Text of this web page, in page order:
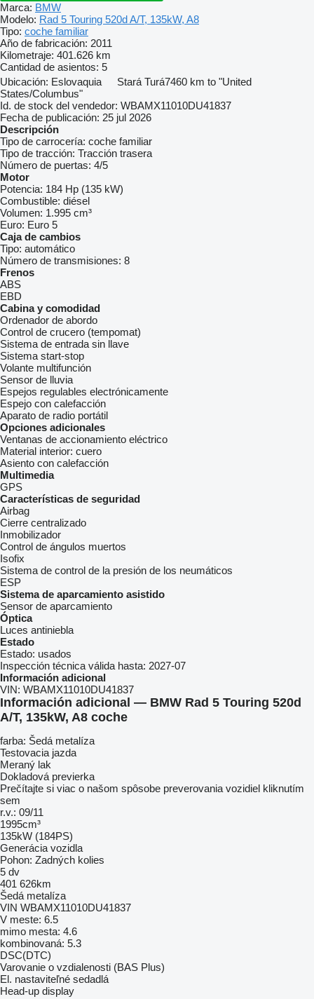
Marca: BMW
Modelo: Rad 5 Touring 520d A/T, 135kW, A8
Tipo: coche familiar
Año de fabricación: 2011
Kilometraje: 401.626 km
Cantidad de asientos: 5
Ubicación: Eslovaquia Stará Turá7460 km to "United
States/Columbus"
Id. de stock del vendedor: WBAMX11010DU41837
Fecha de publicación: 25 jul 2026
Descripción
Tipo de carrocería: coche familiar
Tipo de tracción: Tracción trasera
Número de puertas: 4/5
Motor
Potencia: 184 Hp (135 kW)
Combustible: diésel
Volumen: 1.995 cm³
Euro: Euro 5
Caja de cambios
Tipo: automático
Número de transmisiones: 8
Frenos
ABS
EBD
Cabina y comodidad
Ordenador de abordo
Control de crucero (tempomat)
Sistema de entrada sin llave
Sistema start-stop
Volante multifunción
Sensor de lluvia
Espejos regulables electrónicamente
Espejo con calefacción
Aparato de radio portátil
Opciones adicionales
Ventanas de accionamiento eléctrico
Material interior: cuero
Asiento con calefacción
Multimedia
GPS
Características de seguridad
Airbag
Cierre centralizado
Inmobilizador
Control de ángulos muertos
Isofix
Sistema de control de la presión de los neumáticos
ESP
Sistema de aparcamiento asistido
Sensor de aparcamiento
Óptica
Luces antiniebla
Estado
Estado: usados
Inspección técnica válida hasta: 2027-07
Información adicional
VIN: WBAMX11010DU41837
Información adicional — BMW Rad 5 Touring 520d
A/T, 135kW, A8 coche
farba: Šedá metalíza
Testovacia jazda
Meraný lak
Dokladová previerka
Prečítajte si viac o našom spôsobe preverovania vozidiel kliknutím
sem
r.v.: 09/11
1995cm³
135kW (184PS)
Generácia vozidla
Pohon: Zadných kolies
5 dv
401 626km
Šedá metalíza
VIN WBAMX11010DU41837
V meste: 6.5
mimo mesta: 4.6
kombinovaná: 5.3
DSC(DTC)
Varovanie o vzdialenosti (BAS Plus)
El. nastaviteľné sedadlá
Head-up display